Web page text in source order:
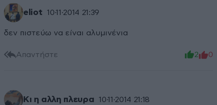
eliot 10·11·2014 21:39
δεν πιστεύω να είναι αλυμινένια
Απαντήστε 2 0
Κι η αλλη πλευρα 10·11·2014 21:18